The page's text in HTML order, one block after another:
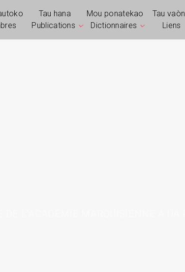
Tau hana
Publications
Mou ponatekao
Dictionnaires
Tau
Liens